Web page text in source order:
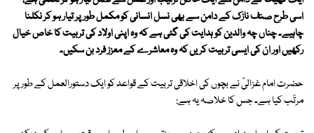
اسی طرح صنف نازک کے دامن سے بھی نسل انسانی کو مکمل طور پر تیار ہو کر نکلنا
چاہیے۔ چناں چہ والدین کو ہدایت کی گئی ہے کہ وہ اپنی اولاد کی تربیت کا خاص خیال
رکھیں اور ان کی ایسی تربیت کریں کہ وہ معاشرے کے معزز فرد بن سکیں۔
حضرت امام غزالیؒ نے بچوں کی اخلاقی تربیت کے قواعد کو ایک دستورالعمل کے طور پر
مرتّب کیا ہے۔ جس کا خلاصہ یہ ہے: